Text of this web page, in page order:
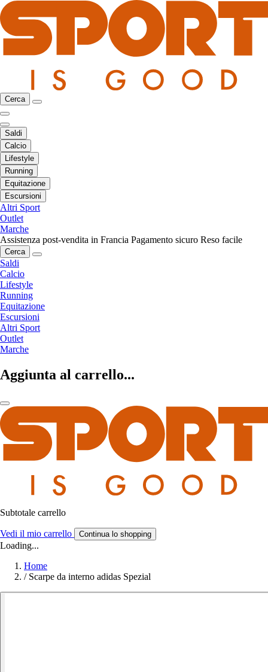
Cerca
Saldi
Calcio
Lifestyle
Running
Equitazione
Escursioni
Altri Sport
Outlet
Marche
Assistenza post-vendita in Francia Pagamento sicuro Reso facile
Cerca
Saldi
Calcio
Lifestyle
Running
Equitazione
Escursioni
Altri Sport
Outlet
Marche
Aggiunta al carrello...
Subtotale carrello
Vedi il mio carrello Continua lo shopping
Loading...
Home
/ Scarpe da interno adidas Spezial